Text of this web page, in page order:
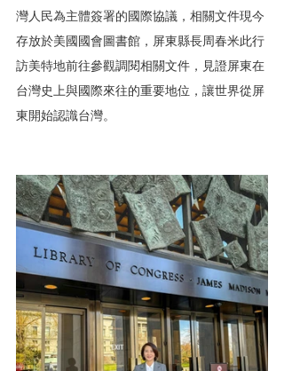
灣人民為主體簽署的國際協議，相關文件現今
存放於美國國會圖書館，屏東縣長周春米此行
訪美特地前往參觀調閱相關文件，見證屏東在
台灣史上與國際來往的重要地位，讓世界從屏
東開始認識台灣。